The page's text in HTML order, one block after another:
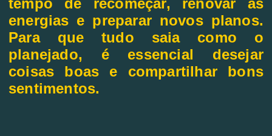
tempo de recomeçar, renovar as
energias e preparar novos planos.
Para que tudo saia como o
planejado, é essencial desejar
coisas boas e compartilhar bons
sentimentos.